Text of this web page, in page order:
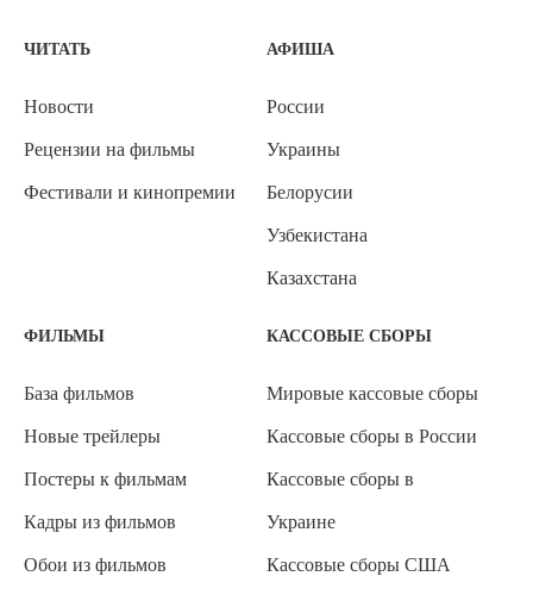
ЧИТАТЬ
Новости
Рецензии на фильмы
Фестивали и кинопремии
АФИША
России
Украины
Белорусии
Узбекистана
Казахстана
ФИЛЬМЫ
База фильмов
Новые трейлеры
Постеры к фильмам
Кадры из фильмов
Обои из фильмов
КАССОВЫЕ СБОРЫ
Мировые кассовые сборы
Кассовые сборы в России
Кассовые сборы в
Украине
Кассовые сборы США